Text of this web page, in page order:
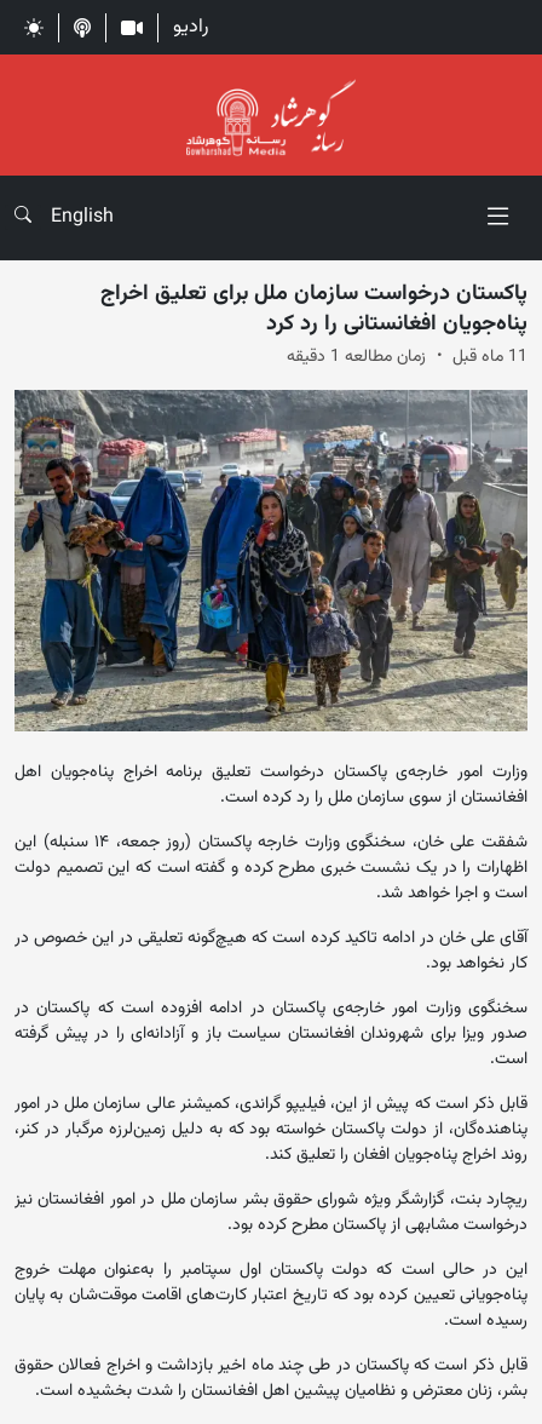
رادیو
English
پاکستان درخواست سازمان ملل برای تعلیق اخراج
پناه‌جویان افغانستانی را رد کرد
11 ماه قبل زمان مطالعه 1 دقیقه
وزارت امور خارجه‌ی پاکستان درخواست تعلیق برنامه اخراج پناه‌جویان اهل
افغانستان از سوی سازمان ملل را رد کرده است.
شفقت علی خان، سخنگوی وزارت خارجه پاکستان (روز جمعه، ۱۴ سنبله) این
اظهارات را در یک نشست خبری مطرح کرده و گفته است که این تصمیم دولت
است و اجرا خواهد شد.
آقای علی خان در ادامه تاکید کرده است که هیچ‌گونه تعلیقی در این خصوص در
کار نخواهد بود.
سخنگوی وزارت امور خارجه‌ی پاکستان در ادامه افزوده است که پاکستان در
صدور ویزا برای شهروندان افغانستان سیاست باز و آزادانه‌ای را در پیش گرفته
است.
قابل ذکر است که پیش از این، فیلیپو گراندی، کمیشنر عالی سازمان ملل در امور
پناهنده‌گان، از دولت پاکستان خواسته بود که به دلیل زمین‌لرزه مرگبار در کنر،
روند اخراج پناه‌جویان افغان را تعلیق کند.
ریچارد بنت، گزارشگر ویژه شورای حقوق بشر سازمان ملل در امور افغانستان نیز
درخواست مشابهی از پاکستان مطرح کرده بود.
این در حالی است که دولت پاکستان اول سپتامبر را به‌عنوان مهلت خروج
پناه‌جویانی تعیین کرده بود که تاریخ اعتبار کارت‌های اقامت موقت‌شان به پایان
رسیده است.
قابل ذکر است که پاکستان در طی چند ماه اخیر بازداشت و اخراج فعالان حقوق
بشر، زنان معترض و نظامیان پیشین اهل افغانستان را شدت بخشیده است.